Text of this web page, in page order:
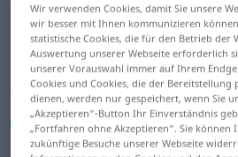
zivilisiertadj
Übersicht aller
(Für mehr Details die Übersetzung
متمدن, متحضر
Wir verwenden Cookies, damit Sie unsere
wir besser mit Ihnen kommunizieren
statistische Cookies, die für den Betrieb der
Auswertung unserer Webseite erforderlich
unserer Vorauswahl immer auf Ihrem
Cookies und Cookies, die der Bereitstellung
dienen, werden nur gespeichert, wenn Sie
„Akzeptieren“-Button Ihr Einverständnis
„Fortfahren ohne Akzeptieren“. Sie
zukünftige Besuche unserer Webseite